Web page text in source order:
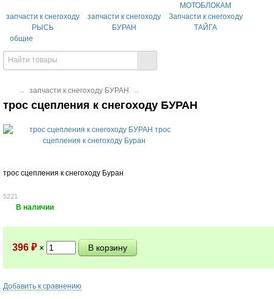
МОТОБЛОКАМ
запчасти к снегоходу
РЫСЬ
запчасти к снегоходу
БУРАН
Запчасти к снегоходу
ТАЙГА
общие
→ запчасти к снегоходу БУРАН →
трос сцепления к снегоходу БУРАН
трос сцепления к снегоходу Буран
5221
В наличии
396 ₽ ×
Добавить к сравнению